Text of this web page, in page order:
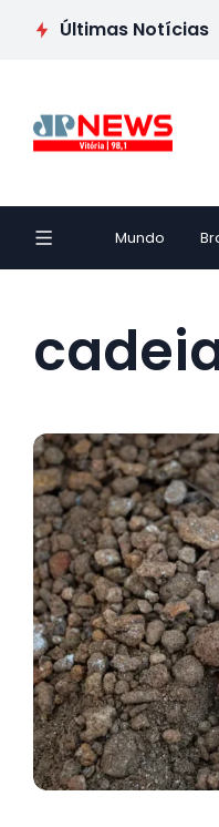
Últimas Notícias
no ES: veja passeios e
Mundo